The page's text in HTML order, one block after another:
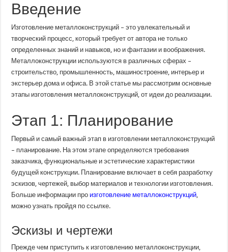
Введение
Изготовление металлоконструкций – это увлекательный и
творческий процесс, который требует от автора не только
определенных знаний и навыков, но и фантазии и воображения.
Металлоконструкции используются в различных сферах –
строительство, промышленность, машиностроение, интерьер и
экстерьер дома и офиса. В этой статье мы рассмотрим основные
этапы изготовления металлоконструкций, от идеи до реализации.
Этап 1: Планирование
Первый и самый важный этап в изготовлении металлоконструкций
– планирование. На этом этапе определяются требования
заказчика, функциональные и эстетические характеристики
будущей конструкции. Планирование включает в себя разработку
эскизов, чертежей, выбор материалов и технологии изготовления.
Больше информации произготовление металлоконструкций,
можно узнать пройдя по ссылке.
Эскизы и чертежи
Прежде чем приступить к изготовлению металлоконструкции,